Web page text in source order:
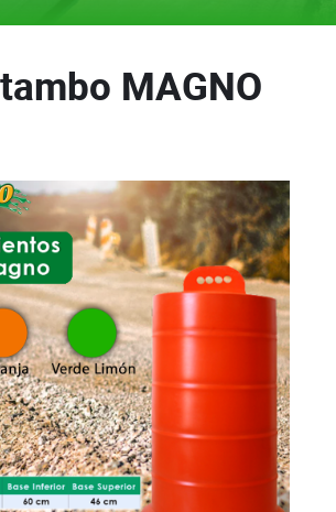
MAGNO